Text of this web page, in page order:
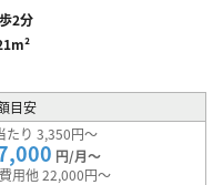
2分
目安
たり 3,350円～
円/月～
用他 22,000円～